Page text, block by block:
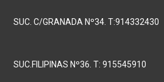
SUC. C/GRANADA Nº34. T:914332430
SUC.FILIPINAS Nº36. T: 915545910